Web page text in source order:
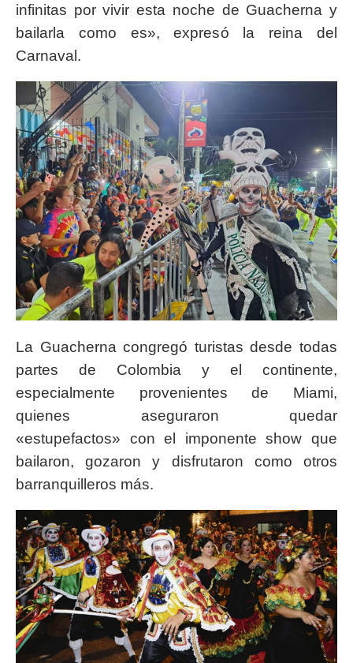
infinitas por vivir esta noche de Guacherna y
bailarla como es», expresó la reina del
Carnaval.
La Guacherna congregó turistas desde todas
partes de Colombia y el continente,
especialmente provenientes de Miami,
quienes aseguraron quedar
«estupefactos» con el imponente show que
bailaron, gozaron y disfrutaron como otros
barranquilleros más.